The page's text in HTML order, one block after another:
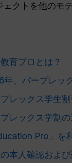
ェクトを他のモ
育プロとは？
年、パープレッ
レックス学生
レックス学割
Pro」を
本人確認およ